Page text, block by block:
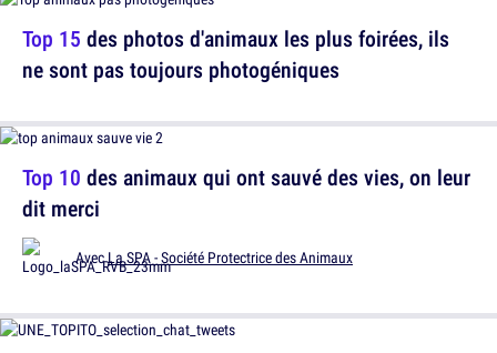
Top 10 des animaux qui ont sauvé des vies, on leur
dit merci
AvecLa SPA - Société Protectrice des Animaux
Top 15 des photos d'animaux les plus foirées, ils
ne sont pas toujours photogéniques